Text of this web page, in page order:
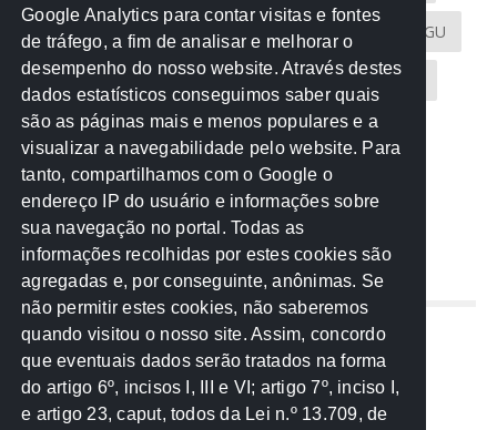
Atricon Audicom CAU-MT CGU
CREA-MT Eventos MPC-MT MPE-MT
MPF Notícias PF PGE-MT PGR
Receita Federal Sem categoria
TCE-MT TCU TRE
REDE NOS ESTADOS
Mato Grosso do Sul
Paraná
Nacional
Google Analytics para contar visitas e fontes
de tráfego, a fim de analisar e melhorar o
desempenho do nosso website. Através destes
dados estatísticos conseguimos saber quais
são as páginas mais e menos populares e a
visualizar a navegabilidade pelo website. Para
tanto, compartilhamos com o Google o
endereço IP do usuário e informações sobre
sua navegação no portal. Todas as
informações recolhidas por estes cookies são
agregadas e, por conseguinte, anônimas. Se
não permitir estes cookies, não saberemos
quando visitou o nosso site. Assim, concordo
que eventuais dados serão tratados na forma
do artigo 6º, incisos I, III e VI; artigo 7º, inciso I,
e artigo 23, caput, todos da Lei n.º 13.709, de